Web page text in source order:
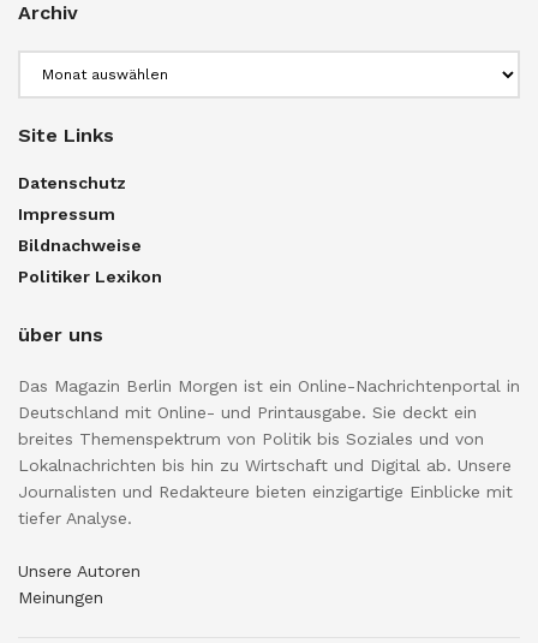
Archiv
Site Links
Datenschutz
Impressum
Bildnachweise
Politiker Lexikon
über uns
Das Magazin Berlin Morgen ist ein Online-Nachrichtenportal in
Deutschland mit Online- und Printausgabe. Sie deckt ein
breites Themenspektrum von Politik bis Soziales und von
Lokalnachrichten bis hin zu Wirtschaft und Digital ab. Unsere
Journalisten und Redakteure bieten einzigartige Einblicke mit
tiefer Analyse.
Unsere Autoren
Meinungen